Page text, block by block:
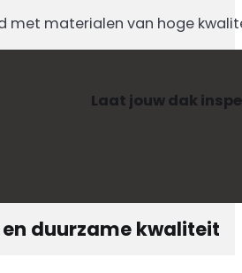
met materialen van hoge
Laat jouw dak
duurzame kwaliteit